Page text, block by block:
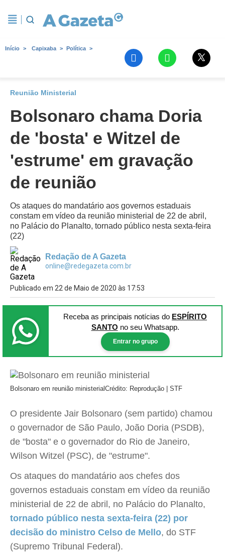
Início Capixaba Política
Reunião Ministerial
Bolsonaro chama Doria
de 'bosta' e Witzel de
'estrume' em gravação
de reunião
Os ataques do mandatário aos governos estaduais
constam em vídeo da reunião ministerial de 22 de abril,
no Palácio do Planalto, tornado público nesta sexta-feira
(22)
Redação de A Gazeta
online@redegazeta.com.br
Publicado em 22 de Maio de 2020 às 17:53
Receba as principais notícias do ESPÍRITO
SANTO no seu Whatsapp.
Entrar no grupo
Bolsonaro em reunião ministerialCrédito: Reprodução | STF
O presidente Jair Bolsonaro (sem partido) chamou
o governador de São Paulo, João Doria (PSDB),
de "bosta" e o governador do Rio de Janeiro,
Wilson Witzel (PSC), de "estrume".
Os ataques do mandatário aos chefes dos
governos estaduais constam em vídeo da reunião
ministerial de 22 de abril, no Palácio do Planalto,
tornado público nesta sexta-feira (22) por
decisão do ministro Celso de Mello, do STF
(Supremo Tribunal Federal).